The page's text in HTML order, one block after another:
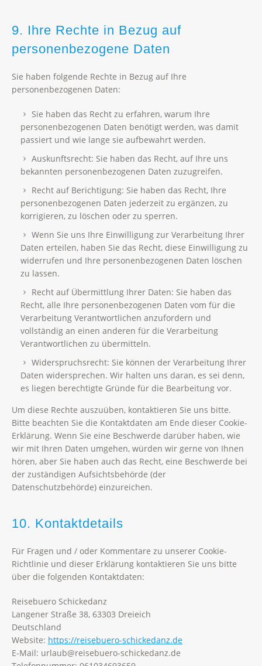
9. Ihre Rechte in Bezug auf
personenbezogene Daten
Sie haben folgende Rechte in Bezug auf Ihre
personenbezogenen Daten:
Sie haben das Recht zu erfahren, warum Ihre
personenbezogenen Daten benötigt werden, was damit
passiert und wie lange sie aufbewahrt werden.
Auskunftsrecht: Sie haben das Recht, auf Ihre uns
bekannten personenbezogenen Daten zuzugreifen.
Recht auf Berichtigung: Sie haben das Recht, Ihre
personenbezogenen Daten jederzeit zu ergänzen, zu
korrigieren, zu löschen oder zu sperren.
Wenn Sie uns Ihre Einwilligung zur Verarbeitung Ihrer
Daten erteilen, haben Sie das Recht, diese Einwilligung zu
widerrufen und Ihre personenbezogenen Daten löschen
zu lassen.
Recht auf Übermittlung Ihrer Daten: Sie haben das
Recht, alle Ihre personenbezogenen Daten vom für die
Verarbeitung Verantwortlichen anzufordern und
vollständig an einen anderen für die Verarbeitung
Verantwortlichen zu übermitteln.
Widerspruchsrecht: Sie können der Verarbeitung Ihrer
Daten widersprechen. Wir halten uns daran, es sei denn,
es liegen berechtigte Gründe für die Bearbeitung vor.
Um diese Rechte auszuüben, kontaktieren Sie uns bitte.
Bitte beachten Sie die Kontaktdaten am Ende dieser Cookie-
Erklärung. Wenn Sie eine Beschwerde darüber haben, wie
wir mit Ihren Daten umgehen, würden wir gerne von Ihnen
hören, aber Sie haben auch das Recht, eine Beschwerde bei
der zuständigen Aufsichtsbehörde (der
Datenschutzbehörde) einzureichen.
10. Kontaktdetails
Für Fragen und / oder Kommentare zu unserer Cookie-
Richtlinie und dieser Erklärung kontaktieren Sie uns bitte
über die folgenden Kontaktdaten:
Reisebuero Schickedanz
Langener Straße 38, 63303 Dreieich
Deutschland
Website: https://reisebuero-schickedanz.de
E-Mail: ed.znadekcihcs-oreubesier@bualru